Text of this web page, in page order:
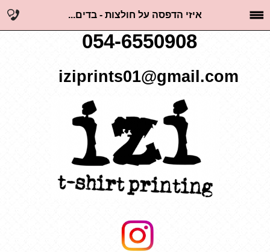
איזי הדפסה על חולצות - בדים...
054-6550908
iziprints01@gmail.com